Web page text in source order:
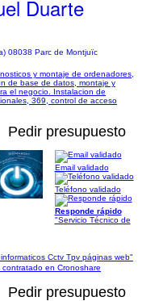
Duarte
08038 Parc de Montjuïc
y montaje de ordenadores,
de base de datos, montaje y
el negocio. Instalacion de
369, control de acceso
Pedir presupuesto
Email validado
Teléfono validado
Responde rápido
"Servicio Técnico de
Cctv Tpv páginas web"
contratado en Cronoshare
Pedir presupuesto